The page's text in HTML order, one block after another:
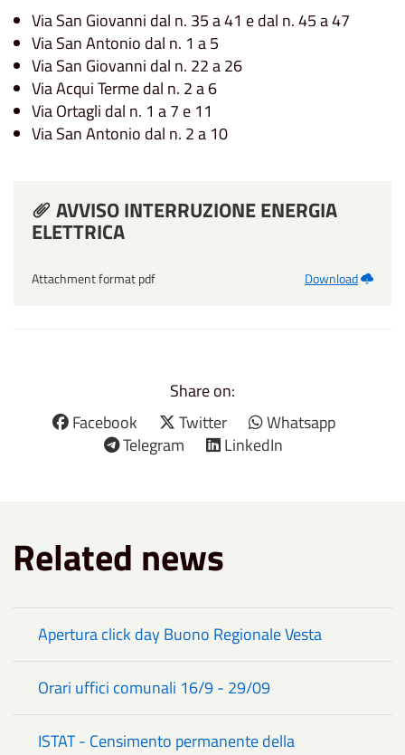
Via San Giovanni dal n. 35 a 41 e dal n. 45 a 47
Via San Antonio dal n. 1 a 5
Via San Giovanni dal n. 22 a 26
Via Acqui Terme dal n. 2 a 6
Via Ortagli dal n. 1 a 7 e 11
Via San Antonio dal n. 2 a 10
AVVISO INTERRUZIONE ENERGIA
ELETTRICA
Attachment format pdf Download
Share on:
Facebook
Twitter
Whatsapp
Telegram
LinkedIn
Related news
Apertura click day Buono Regionale Vesta
Orari uffici comunali 16/9 - 29/09
ISTAT - Censimento permanente della